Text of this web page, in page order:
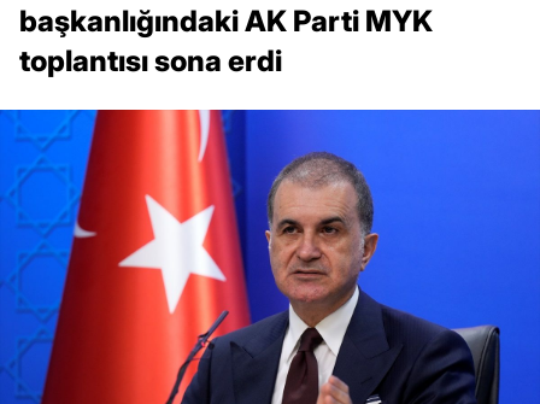
başkanlığındaki AK Parti MYK
toplantısı sona erdi